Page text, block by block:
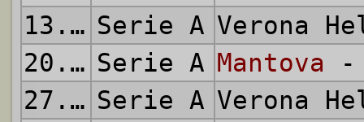
13.02.1972 Serie A Verona
20.02.1972 Serie A Mantova -
27.02.1972 Serie A Verona